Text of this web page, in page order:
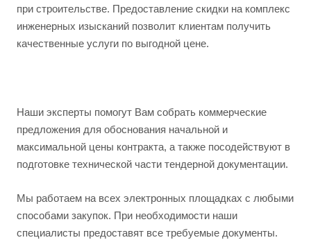
при строительстве. Предоставление скидки на комплекс
инженерных изысканий позволит клиентам получить
качественные услуги по выгодной цене.
Наши эксперты помогут Вам собрать коммерческие
предложения для обоснования начальной и
максимальной цены контракта, а также посодействуют в
подготовке технической части тендерной документации.
Мы работаем на всех электронных площадках с любыми
способами закупок. При необходимости наши
специалисты предоставят все требуемые документы.